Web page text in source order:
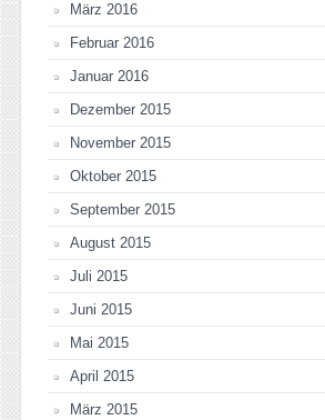
März 2016
Februar 2016
Januar 2016
Dezember 2015
November 2015
Oktober 2015
September 2015
August 2015
Juli 2015
Juni 2015
Mai 2015
April 2015
März 2015